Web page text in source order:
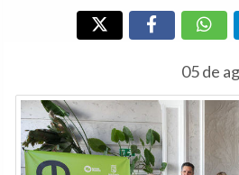
05 de